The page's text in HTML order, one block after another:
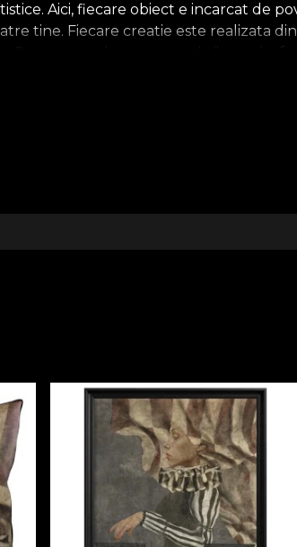
Aici, fiecare obiect e incarcat de
tine. Fiecare creatie este realizata
creatie pe care artistii nostri o
dupa design, textura dupa